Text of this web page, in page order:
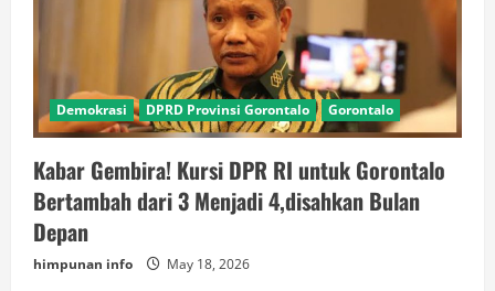
Demokrasi DPRD Provinsi Gorontalo Gorontalo
Kabar Gembira! Kursi DPR RI untuk Gorontalo
Bertambah dari 3 Menjadi 4,disahkan Bulan
Depan
himpunan info May 18, 2026